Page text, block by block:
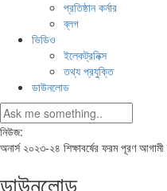
প্রতিষ্ঠান কর্নার
ব্লগ
ভিডিও
ইলেকট্রনিক্স
তথ্য প্রযুক্তি
ডাউনলোড
নিউজ:
অনার্স ২০২৩-২৪ শিক্ষাবর্ষের ফরম পূরণ